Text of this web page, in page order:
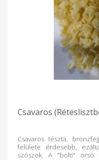
Csavaros
Csavaros tészta,
felülete érdesebb,
szószok. A "bolti" orsó